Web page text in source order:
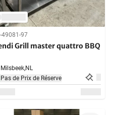
49081-97
Grill master quattro BBQ
Milsbeek,NL
Pas de Prix de Réserve